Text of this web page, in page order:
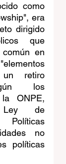
como
era
dirigido
que
en
un retiro
los
ONPE,
Ley de
Políticas
no
políticas